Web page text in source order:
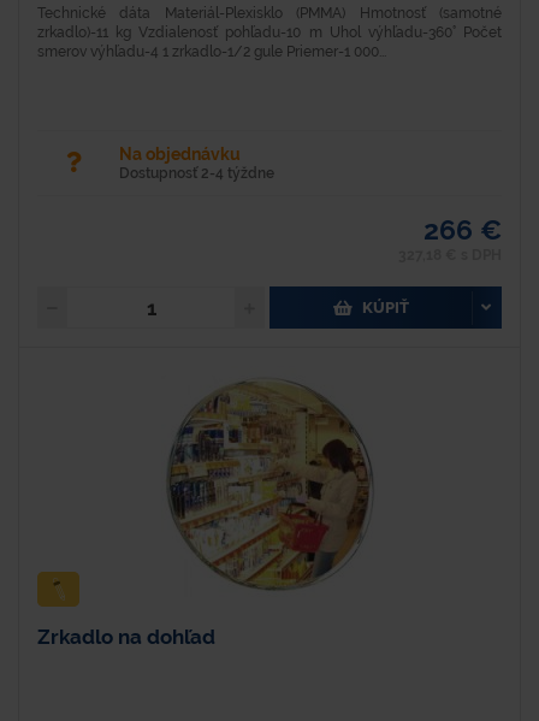
Technické dáta Materiál-Plexisklo (PMMA) Hmotnosť (samotné
zrkadlo)-11 kg Vzdialenosť pohľadu-10 m Uhol výhľadu-360° Počet
smerov výhľadu-4 1 zrkadlo-1/2 gule Priemer-1 000...
Na objednávku
Dostupnosť 2-4 týždne
266 €
KÚPIŤ
Zrkadlo na dohľad